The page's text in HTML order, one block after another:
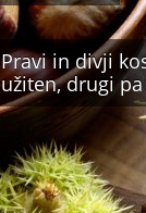
Pravi in divji
užiten, drugi